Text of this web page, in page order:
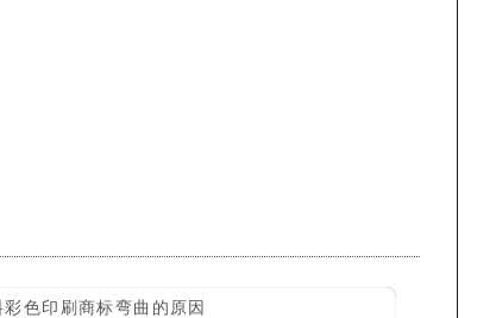
彩色印刷商标弯曲的原因